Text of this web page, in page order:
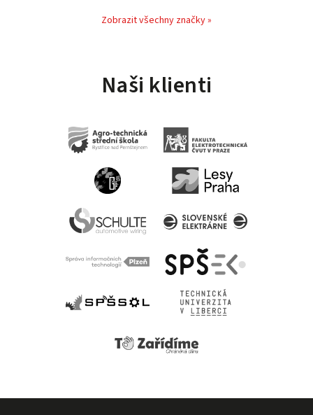
Zobrazit všechny značky »
Naši klienti